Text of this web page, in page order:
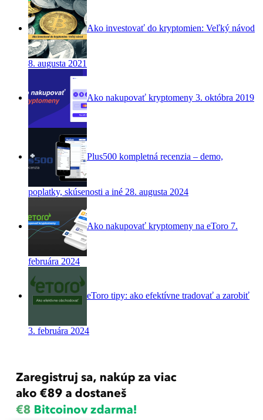
Ako investovať do kryptomien: Veľký návod
8. augusta 2021
Ako nakupovať kryptomeny 3. októbra 2019
Plus500 kompletná recenzia – demo,
poplatky, skúsenosti a iné 28. augusta 2024
Ako nakupovať kryptomeny na eToro 7.
februára 2024
eToro tipy: ako efektívne tradovať a zarobiť
3. februára 2024